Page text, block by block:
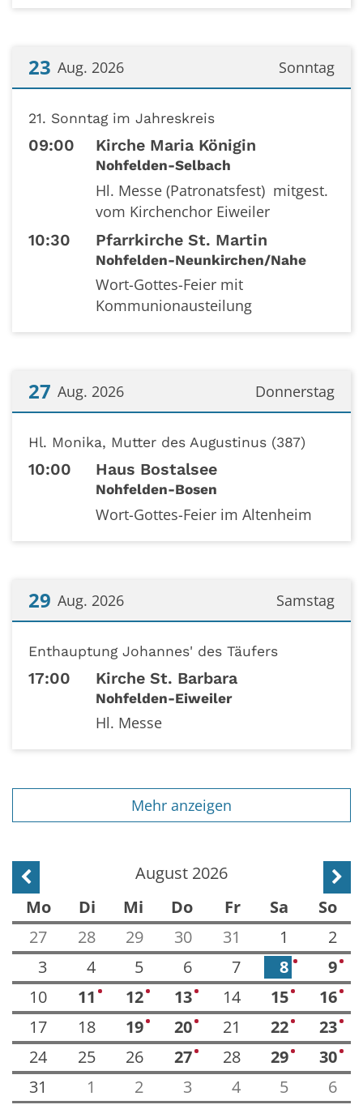
Sonntag
23 Aug. 2026
21. Sonntag im Jahreskreis
09:00 Kirche Maria Königin
Nohfelden-Selbach
Hl. Messe (Patronatsfest) mitgest.
vom Kirchenchor Eiweiler
10:30 Pfarrkirche St. Martin
Nohfelden-Neunkirchen/Nahe
Wort-Gottes-Feier mit
Kommunionausteilung
Donnerstag
27 Aug. 2026
Hl. Monika, Mutter des Augustinus (387)
10:00 Haus Bostalsee
Nohfelden-Bosen
Wort-Gottes-Feier im Altenheim
Samstag
29 Aug. 2026
Enthauptung Johannes' des Täufers
17:00 Kirche St. Barbara
Nohfelden-Eiweiler
Hl. Messe
Mehr anzeigen
Vorherige Seite August 2026
Mo
Di Mi Do Fr Sa
So
27
28 29 30 31 1
2
3
4 5 6 7 8 1 9 2
10 11 1 12 2 13 1 14 15 2 16 2
17 18 19 1 20 1 21 22 1 23 2
24 25 26 27 1 28 29 1 30 2
31 1 2 3 4 5 6